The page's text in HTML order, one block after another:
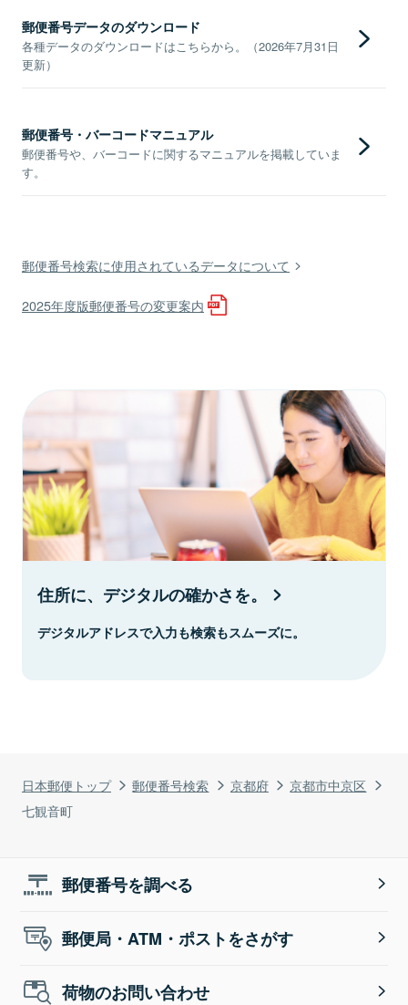
日本郵便トップ 郵便番号検索 京都府
京都市中京区
七観音町
郵便番号データのダウンロード
各種データのダウンロードはこちらから。（2026年7月31日
更新）
郵便番号・バーコードマニュアル
郵便番号や、バーコードに関するマニュアルを掲載していま
す。
郵便番号検索に使用されているデータについて
2025年度版郵便番号の変更案内
住所に、デジタルの確かさを。
デジタルアドレスで入力も検索もスムーズに。
郵便番号を調べる
郵便局・ATM・ポストをさがす
荷物のお問い合わせ